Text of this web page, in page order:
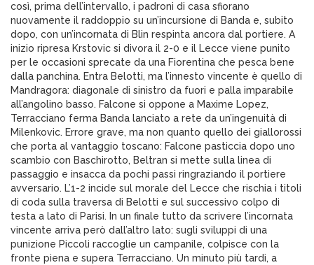
così, prima dell’intervallo, i padroni di casa sfiorano
nuovamente il raddoppio su un’incursione di Banda e, subito
dopo, con un’incornata di Blin respinta ancora dal portiere. A
inizio ripresa Krstovic si divora il 2-0 e il Lecce viene punito
per le occasioni sprecate da una Fiorentina che pesca bene
dalla panchina. Entra Belotti, ma l’innesto vincente è quello di
Mandragora: diagonale di sinistro da fuori e palla imparabile
all’angolino basso. Falcone si oppone a Maxime Lopez,
Terracciano ferma Banda lanciato a rete da un’ingenuità di
Milenkovic. Errore grave, ma non quanto quello dei giallorossi
che porta al vantaggio toscano: Falcone pasticcia dopo uno
scambio con Baschirotto, Beltran si mette sulla linea di
passaggio e insacca da pochi passi ringraziando il portiere
avversario. L’1-2 incide sul morale del Lecce che rischia i titoli
di coda sulla traversa di Belotti e sul successivo colpo di
testa a lato di Parisi. In un finale tutto da scrivere l’incornata
vincente arriva però dall’altro lato: sugli sviluppi di una
punizione Piccoli raccoglie un campanile, colpisce con la
fronte piena e supera Terracciano. Un minuto più tardi, a